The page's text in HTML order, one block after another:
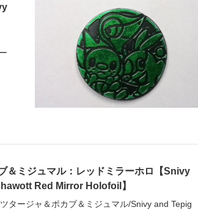
＆ミジュマル：レッドミラーホロ【Snivy
Red Mirror Holofoil】
タージャ＆ポカブ＆ミジュマル/Snivy and Tepig